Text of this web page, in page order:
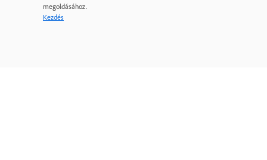
megoldásához.
Kezdés